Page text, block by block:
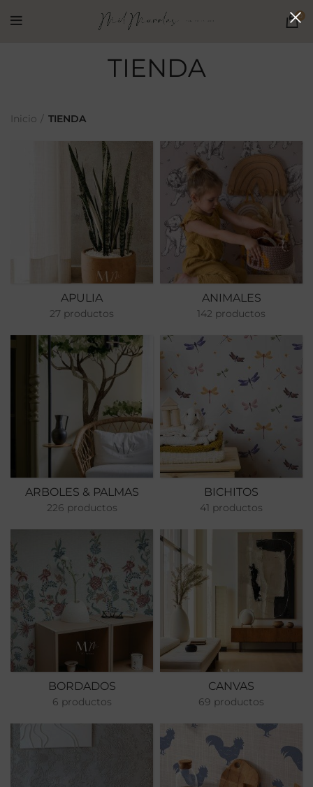
0
TIENDA
Inicio TIENDA
APULIA
27 productos
ANIMALES
142 productos
ARBOLES & PALMAS
226 productos
BICHITOS
41 productos
BORDADOS
6 productos
CANVAS
69 productos